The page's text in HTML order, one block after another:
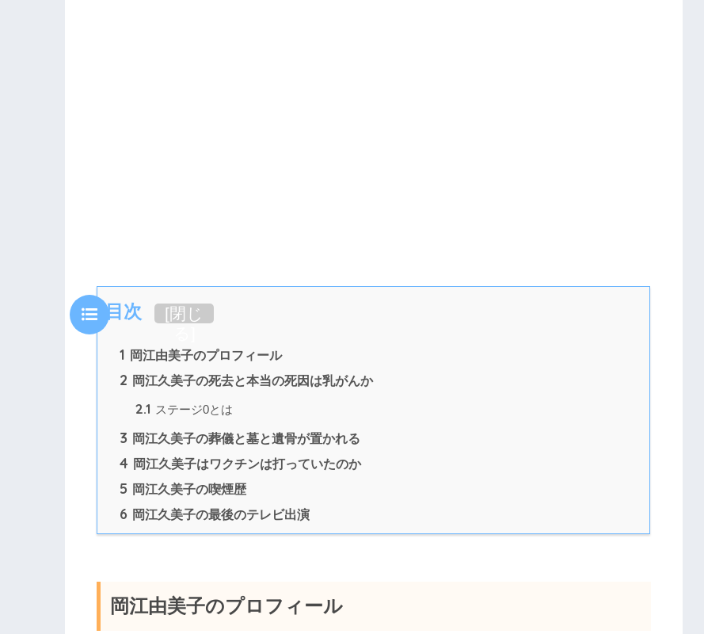
目次 [閉じ
1 岡江由美子のプロフィール
2 岡江久美子の死去と本当の死因は乳がんか
2.1 ステージ0とは
3 岡江久美子の葬儀と墓と遺骨が置かれる
4 岡江久美子はワクチンは打っていたのか
5 岡江久美子の喫煙歴
6 岡江久美子の最後のテレビ出演
岡江由美子のプロフィール